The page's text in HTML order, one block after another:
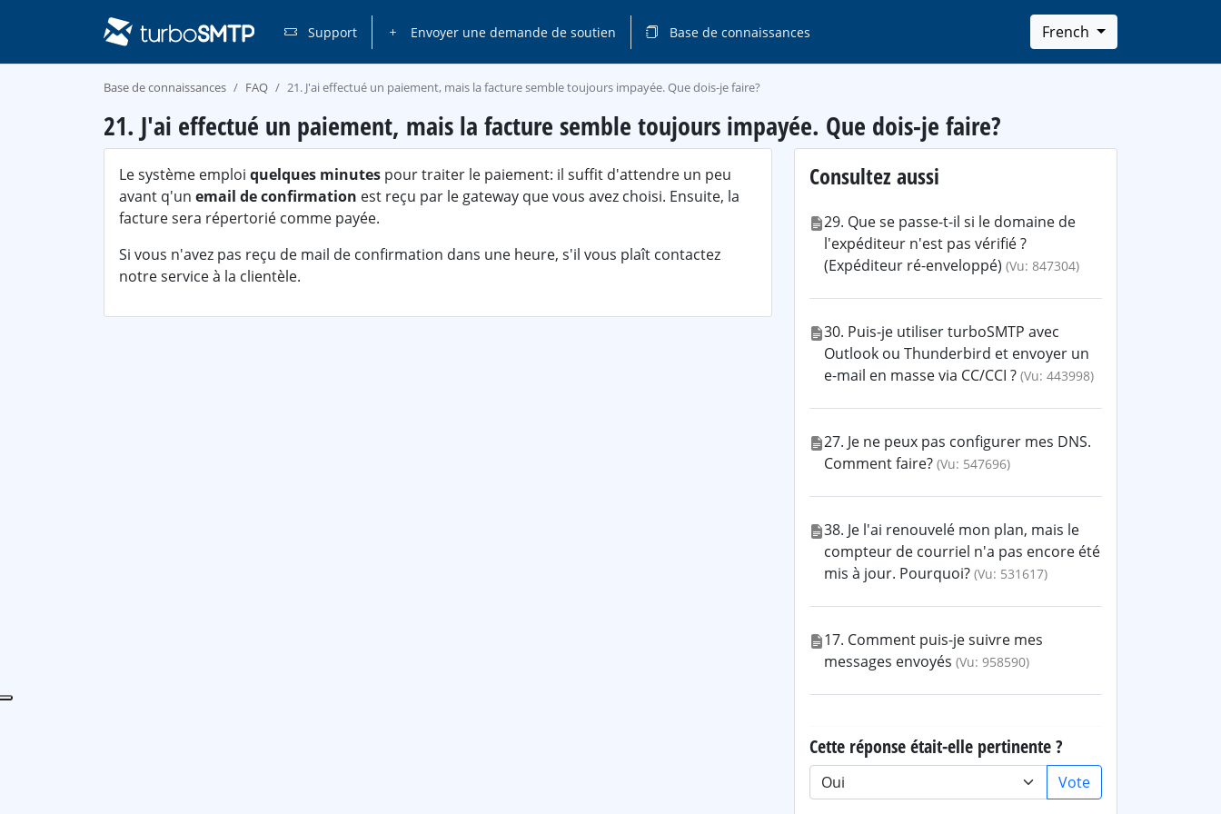
Support Envoyer une demande de soutien Base de connaissances French
Base de connaissances FAQ 21. J'ai effectué un paiement, mais la facture semble toujours impayée. Que dois-je faire?
21. J'ai effectué un paiement, mais la facture semble toujours impayée. Que dois-je faire?
Le système emploi quelques minutes pour traiter le paiement: il suffit d'attendre un peu
avant q'un email de confirmation est reçu par le gateway que vous avez choisi. Ensuite, la
facture sera répertorié comme payée.
Si vous n'avez pas reçu de mail de confirmation dans une heure, s'il vous plaît contactez
notre service à la clientèle.
Consultez aussi
29. Que se passe-t-il si le domaine de
l'expéditeur n'est pas vérifié ?
(Expéditeur ré-enveloppé) (Vu: 847304)
30. Puis-je utiliser turboSMTP avec
Outlook ou Thunderbird et envoyer un
e-mail en masse via CC/CCI ? (Vu: 443998)
27. Je ne peux pas configurer mes DNS.
Comment faire? (Vu: 547696)
38. Je l'ai renouvelé mon plan, mais le
compteur de courriel n'a pas encore été
mis à jour. Pourquoi? (Vu: 531617)
17. Comment puis-je suivre mes
messages envoyés (Vu: 958590)
Cette réponse était-elle pertinente ?
Vote